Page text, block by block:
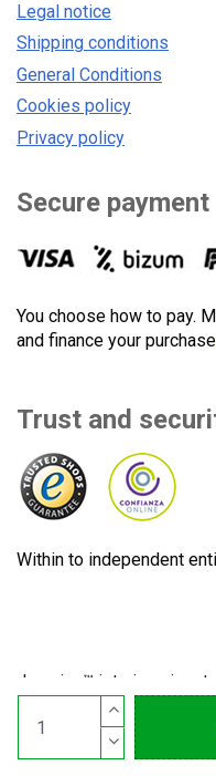
Legal notice
Shipping conditions
General Conditions
Cookies policy
Privacy policy
Secure payment
You choose how to pay.
and finance your
Trust and
Within to independent
Lecuine™ ist eine
S.L. © Urheberrecht ©